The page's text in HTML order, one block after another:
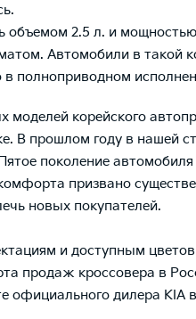
объемом 2.5 л. и
Автомобили в такой
в полноприводном
моделей корейского
В прошлом году в нашей
поколение автомобиля
призвано
новых покупателей.
и доступным
продаж кроссовера в
официального дилера KIA